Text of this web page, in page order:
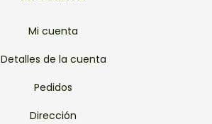
Mi cuenta
Detalles de la cuenta
Pedidos
Dirección